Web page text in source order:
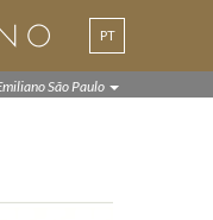
PT
EN
São Paulo